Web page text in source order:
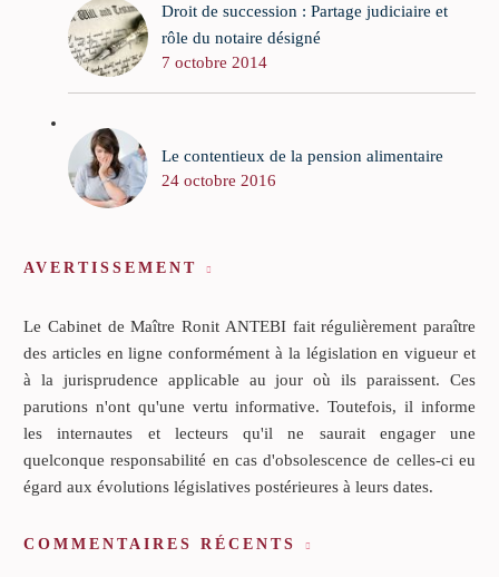
Droit de succession : Partage judiciaire et
rôle du notaire désigné
7 octobre 2014
Le contentieux de la pension alimentaire
24 octobre 2016
AVERTISSEMENT
Le Cabinet de Maître Ronit ANTEBI fait régulièrement paraître
des articles en ligne conformément à la législation en vigueur et
à la jurisprudence applicable au jour où ils paraissent. Ces
parutions n'ont qu'une vertu informative. Toutefois, il informe
les internautes et lecteurs qu'il ne saurait engager une
quelconque responsabilité en cas d'obsolescence de celles-ci eu
égard aux évolutions législatives postérieures à leurs dates.
COMMENTAIRES RÉCENTS